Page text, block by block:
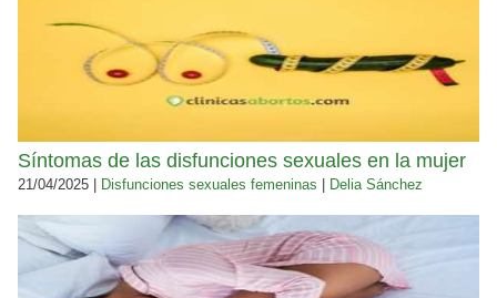
Síntomas de las disfunciones sexuales en la mujer
21/04/2025 | Disfunciones sexuales femeninas Delia Sánchez